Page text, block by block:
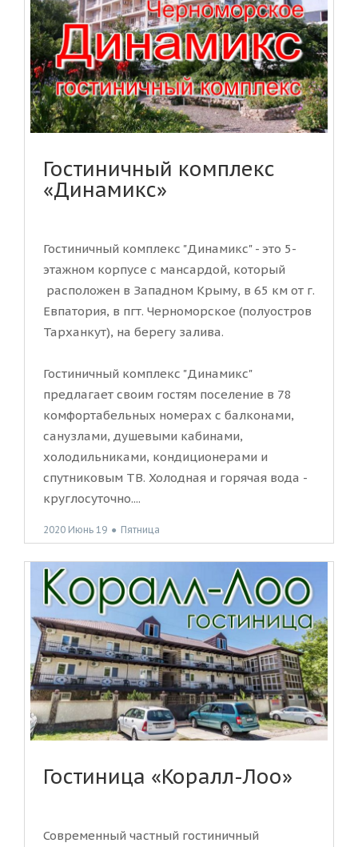
Гостиничный комплекс
«Динамикс»
Гостиничный комплекс "Динамикс" - это 5-
этажном корпусе с мансардой, который
расположен в Западном Крыму, в 65 км от г.
Евпатория, в пгт. Черноморское (полуостров
Тарханкут), на берегу залива.
Гостиничный комплекс "Динамикс"
предлагает своим гостям поселение в 78
комфортабельных номерах с балконами,
санузлами, душевыми кабинами,
холодильниками, кондиционерами и
спутниковым ТВ. Холодная и горячая вода -
круглосуточно....
2020 Июнь 19 ● Пятница
Гостиница «Коралл-Лоо»
Современный частный гостиничный